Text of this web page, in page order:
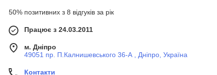
50% позитивних з 8 відгуків за рік
Працює з 24.03.2011
м. Дніпро
49051 пр. П.Калнишевського 36-А , Дніпро, Україна
Контакти